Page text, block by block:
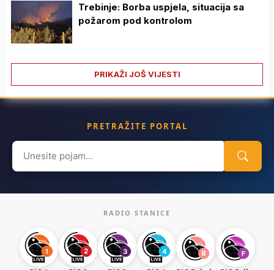
Trebinje: Borba uspjela, situacija sa
požarom pod kontrolom
PRIKAŽI JOŠ VIJESTI
PRETRAŽITE PORTAL
Search
for:
RADIO STANICE